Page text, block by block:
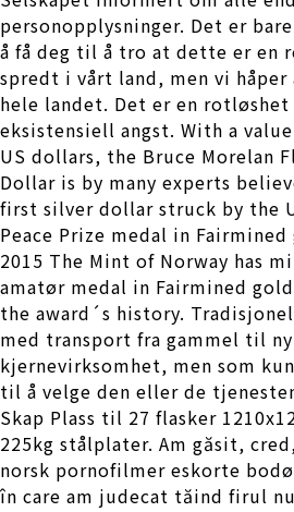
personopplysninger. Det er
å få deg til å tro at dette er en
spredt i vårt land, men vi
hele landet. Det er en
eksistensiell angst. With a
US dollars, the Bruce Morelan
Dollar is by many experts
first silver dollar struck by the
Peace Prize medal in
2015 The Mint of Norway has
amatør medal in Fairmined
the award´s history.
med transport fra gammel til
kjernevirksomhet, men som
til å velge den eller de
Skap Plass til 27 flasker
225kg stålplater. Am găsit,
norsk pornofilmer eskorte
în care am judecat tăind firul